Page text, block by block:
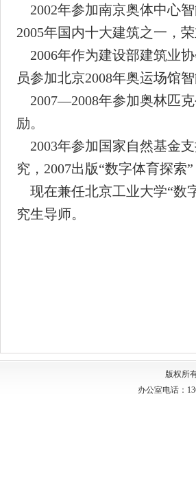
2002年参加南京奥体中心
2005年国内十大建筑之一，
2006年作为建设部建筑业
员参加北京2008年奥运场馆
2007—2008年参加奥林匹
励。
2003年参加国家自然基金
究，2007出版“数字体育探
现在兼任北京工业大学“数
究生导师。
版权所
办公室电话：